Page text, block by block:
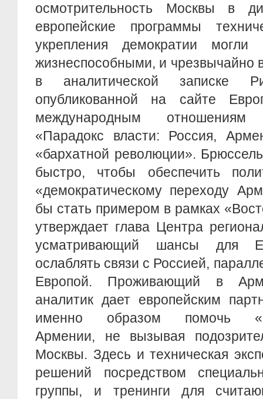
осмотрительность Москвы в
европейские программы
укрепления демократии
жизнеспособными, и чрезвычайно
в аналитической записке
опубликованной на сайте
международным
«Парадокс власти: Россия,
«бархатной революции».
быстро, чтобы обеспечить
«демократическому переходу
бы стать примером в рамках
утверждает глава Центра
усматривающий шансы для
ослаблять связи с Россией,
Европой. Проживающий в
аналитик дает европейским
именно образом помочь
Армении, не вызывая
Москвы. Здесь и техническая
решений посредством
группы, и тренинги для